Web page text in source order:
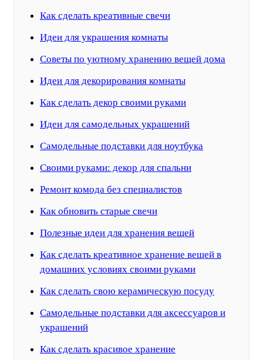
Как сделать креативные свечи
Идеи для украшения комнаты
Советы по уютному хранению вещей дома
Идеи для декорирования комнаты
Как сделать декор своими руками
Идеи для самодельных украшений
Самодельные подставки для ноутбука
Своими руками: декор для спальни
Ремонт комода без специалистов
Как обновить старые свечи
Полезные идеи для хранения вещей
Как сделать креативное хранение вещей в
домашних условиях своими руками
Как сделать свою керамическую посуду
Самодельные подставки для аксессуаров и
украшений
Как сделать красивое хранение